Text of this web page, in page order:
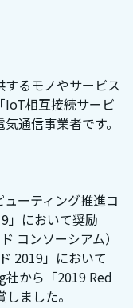
るモノやサービス
IoT相互接続サービ
通信事業者です。
ーティング推進コ
」において奨励
コンソーシアム）
2019」において
から「2019 Red
ました。